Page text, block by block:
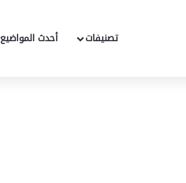
تصنيفات أحدث المواضيع